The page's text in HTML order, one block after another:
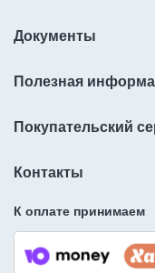
Документы
Полезная
Покупательский
Контакты
К оплате принимаем